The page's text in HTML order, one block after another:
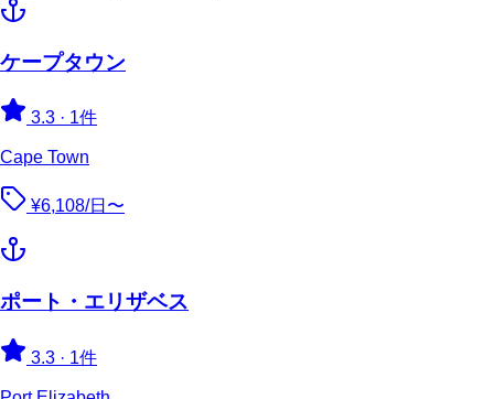
ケープタウン
3.3 · 1件
Cape Town
¥6,108/日〜
ポート・エリザベス
3.3 · 1件